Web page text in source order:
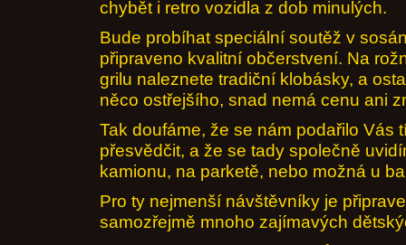
chybět i retro vozidla z dob minulých.
Bude probíhat speciální soutěž v
připraveno kvalitní občerstvení. Na
grilu naleznete tradiční klobásky, a
něco ostřejšího, snad nemá cenu ani
Tak doufáme, že se nám podařilo Vás
přesvědčit, a že se tady společně
kamionu, na parketě, nebo možná u
Pro ty nejmenší návštěvníky je
samozřejmě mnoho zajímavých